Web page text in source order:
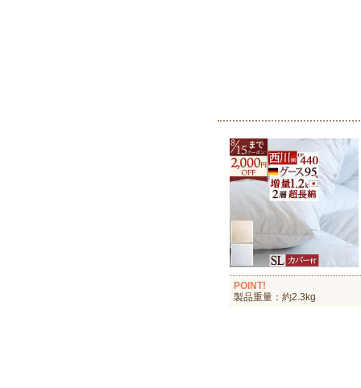
POINT!
製品重量：約2.3kg